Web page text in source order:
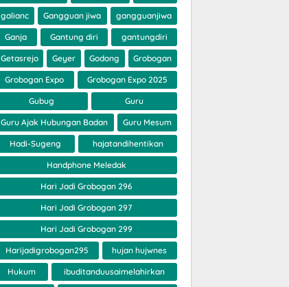
galianc Gangguan jiwa gangguanjiwa
Ganja Gantung diri gantungdiri
Getasrejo Geyer Godong Grobogan
Grobogan Expo Grobogan Expo 2025
Gubug Guru
Guru Ajak Hubungan Badan Guru Mesum
Hadi-Sugeng hajatandihentikan
Handphone Meledak
Hari Jadi Grobogan 296
Hari Jadi Grobogan 297
Hari Jadi Grobogan 299
Harijadigrobogan295 hujan hujwnes
Hukum ibuditanduusaimelahirkan